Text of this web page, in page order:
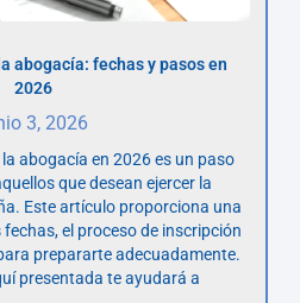
abogacía: fechas y pasos en
2026
3, 2026
abogacía en 2026 es un paso
que desean ejercer la
Este artículo proporciona una
el proceso de inscripción
prepararte adecuadamente.
presentada te ayudará a